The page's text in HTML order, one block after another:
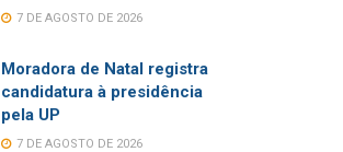
7 DE AGOSTO DE 2026
Moradora de Natal registra
candidatura à presidência
pela UP
7 DE AGOSTO DE 2026